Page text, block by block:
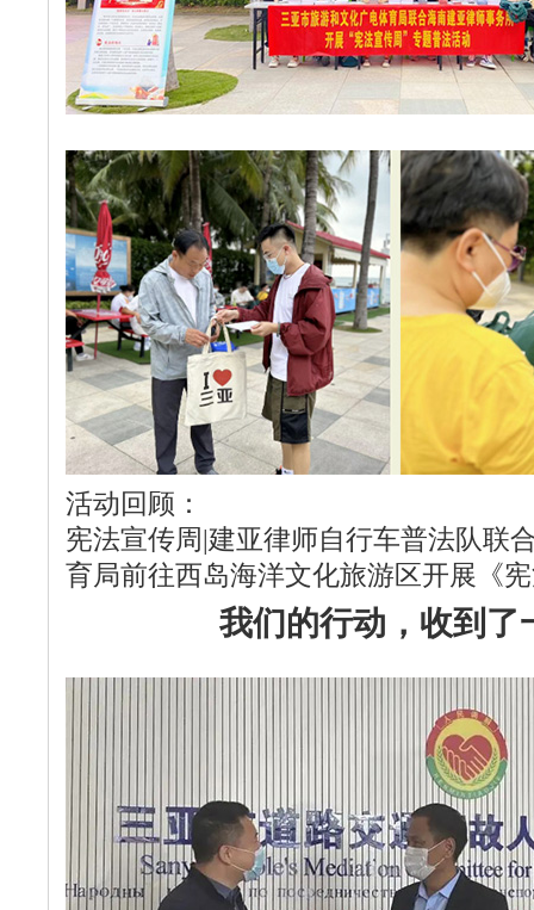
活动回顾：
宪法宣传周|建亚律师自行车普法队联
育局前往西岛海洋文化旅游区开展《
我们的行动，收到了